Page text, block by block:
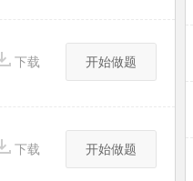
下载 开始做题
下载 开始做题